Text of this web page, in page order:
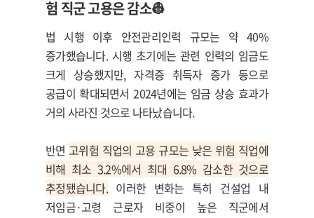
험 직군 고용은 감소👷
법 시행 이후 안전관리인력 규모는 약 40%
증가했습니다. 시행 초기에는 관련 인력의 임금도
크게 상승했지만, 자격증 취득자 증가 등으로
공급이 확대되면서 2024년에는 임금 상승 효과가
거의 사라진 것으로 나타났습니다.
반면 고위험 직업의 고용 규모는 낮은 위험 직업에
비해 최소 3.2%에서 최대 6.8% 감소한 것으로
추정됐습니다.이러한 변화는 특히 건설업 내
저임금·고령 근로자 비중이 높은 직군에서